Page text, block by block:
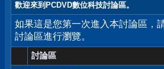
歡迎來到PCDVD數位科技討論區。
如果這是您第一次進入本討論區，
討論區進行瀏覽。
討論區